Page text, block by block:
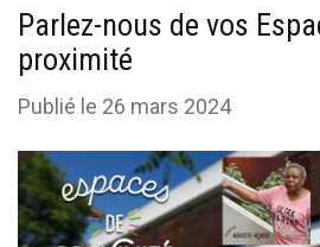
Parlez-nous de vos
proximité
Publié le 26 mars 2024